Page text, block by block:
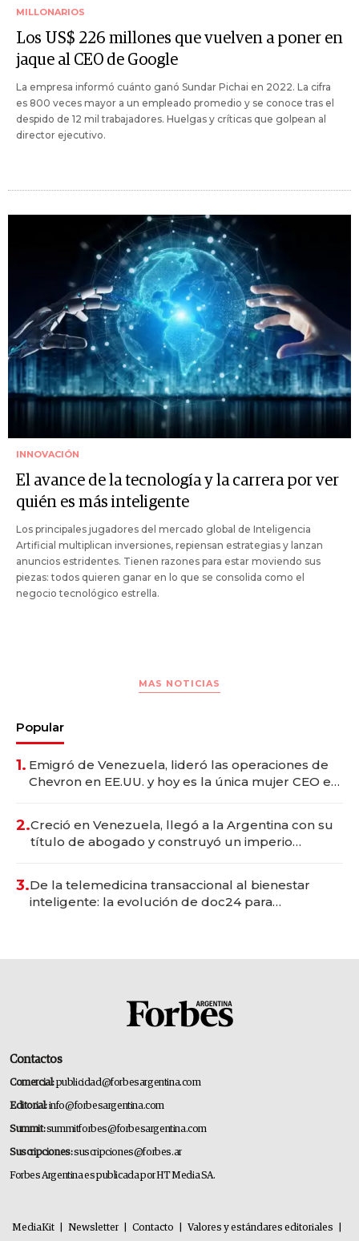
MILLONARIOS
Los US$ 226 millones que vuelven a poner en
jaque al CEO de Google
La empresa informó cuánto ganó Sundar Pichai en 2022. La cifra
es 800 veces mayor a un empleado promedio y se conoce tras el
despido de 12 mil trabajadores. Huelgas y críticas que golpean al
director ejecutivo.
INNOVACIÓN
El avance de la tecnología y la carrera por ver
quién es más inteligente
Los principales jugadores del mercado global de Inteligencia
Artificial multiplican inversiones, repiensan estrategias y lanzan
anuncios estridentes. Tienen razones para estar moviendo sus
piezas: todos quieren ganar en lo que se consolida como el
negocio tecnológico estrella.
MAS NOTICIAS
Popular
1. Emigró de Venezuela, lideró las operaciones de
Chevron en EE.UU. y hoy es la única mujer CEO en
2.Creció en Venezuela, llegó a la Argentina con su
título de abogado y construyó un imperio
3.De la telemedicina transaccional al bienestar
inteligente: la evolución de doc24 para
Contactos
Comercial:publicidad@forbesargentina.com
Editorial:info@forbesargentina.com
Summit:summitforbes@forbesargentina.com
Suscripciones:suscripciones@forbes.ar
Forbes Argentina es publicada por HT Media SA.
MediaKit Newsletter Contacto Valores y estándares editoriales